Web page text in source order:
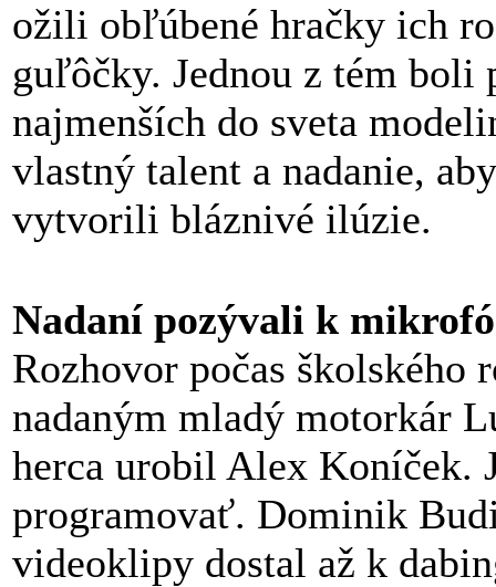
ožili obľúbené hračky ich
guľôčky. Jednou z tém
najmenších do sveta
vlastný talent a nadanie,
vytvorili bláznivé ilúzie.
Nadaní pozývali k
Rozhovor počas
nadaným mladý motorkár
herca urobil Alex Koníček.
programovať. Dominik
videoklipy dostal až k